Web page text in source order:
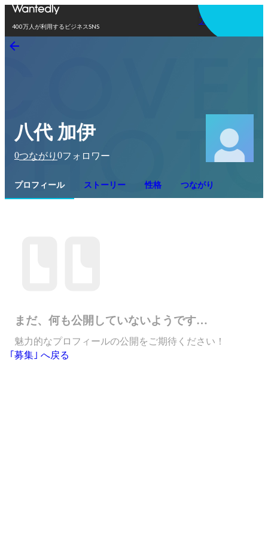
400万人が利用するビジネスSNS
アプリを使う
八代 加伊
0つながり 0フォロワー
プロフィール ストーリー 性格 つながり
まだ、何も公開していないようです…
魅力的なプロフィールの公開をご期待ください！
｢募集｣ へ戻る